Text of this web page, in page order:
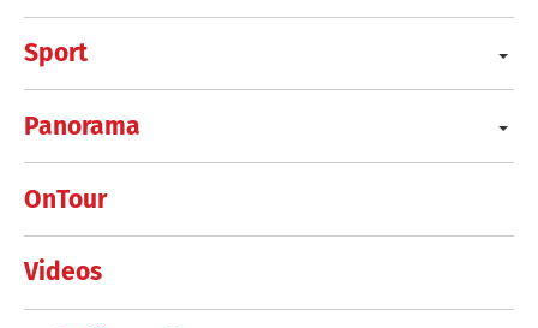
Sport
Panorama
OnTour
Videos